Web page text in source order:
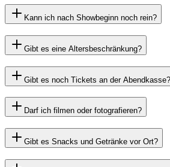
Kann ich nach Showbeginn noch rein?
Gibt es eine Altersbeschränkung?
Gibt es noch Tickets an der Abendkasse?
Darf ich filmen oder fotografieren?
Gibt es Snacks und Getränke vor Ort?